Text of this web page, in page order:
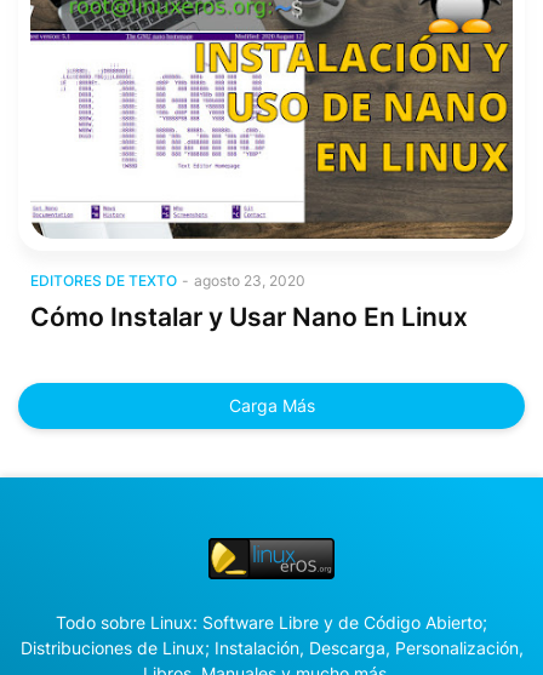
EDITORES DE TEXTO - agosto 23, 2020
Cómo Instalar y Usar Nano En Linux
Carga Más
Todo sobre Linux: Software Libre y de Código Abierto;
Distribuciones de Linux; Instalación, Descarga, Personalización,